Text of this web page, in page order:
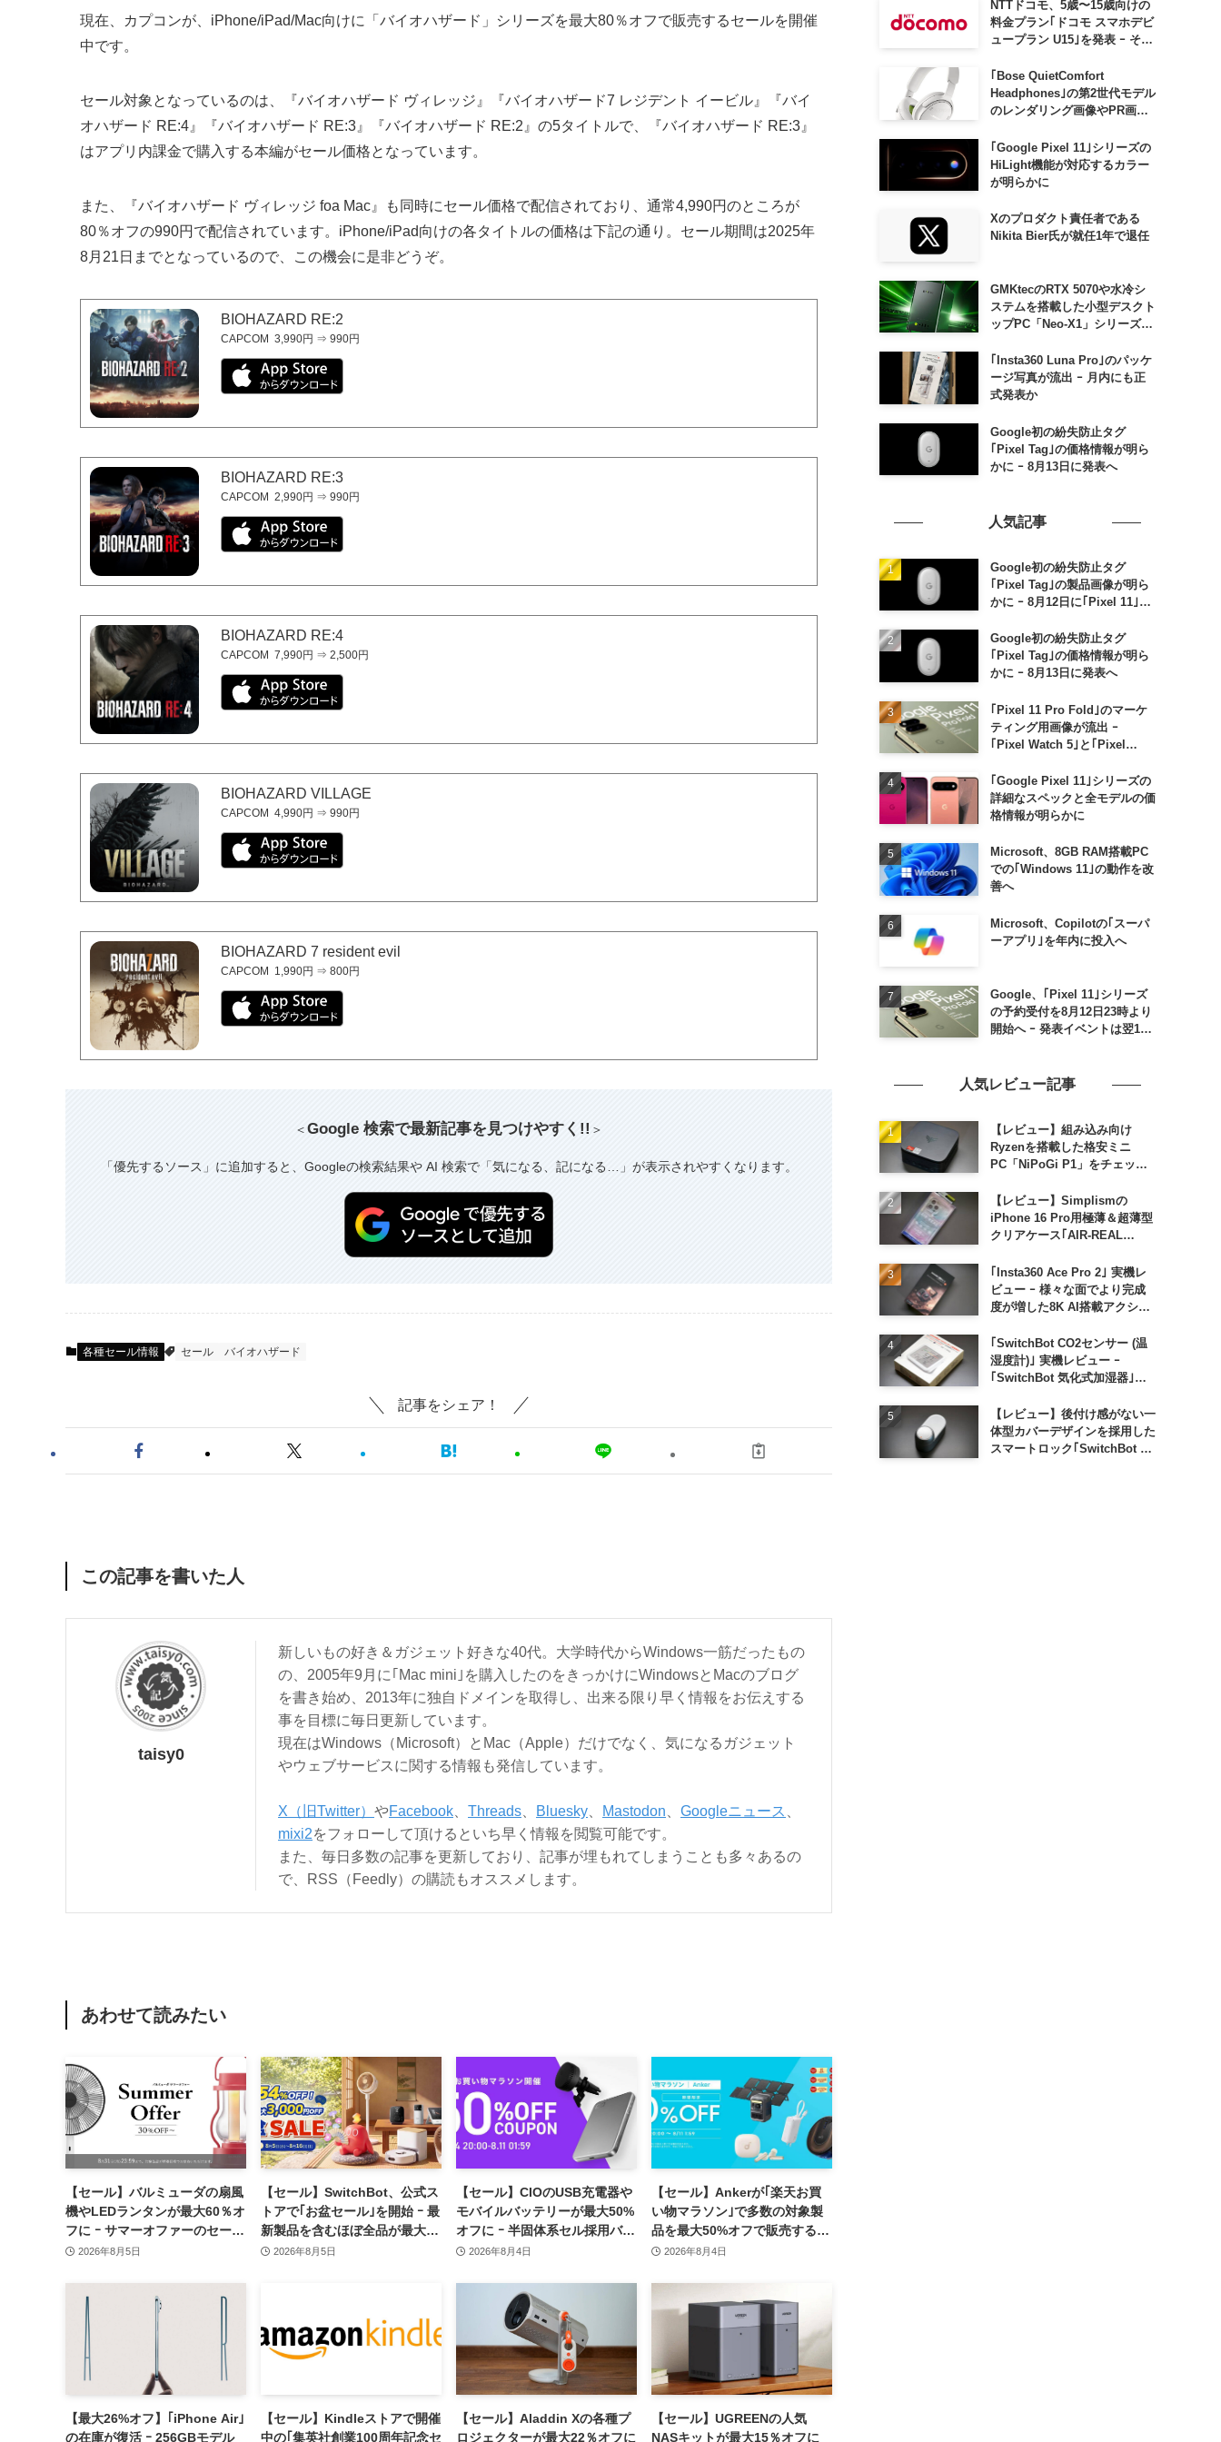
現在、カプコンが、iPhone/iPad/Mac向けに「バイオハザード」シリーズを最大80％オフで販売するセールを開催
中です。
セール対象となっているのは、『バイオハザード ヴィレッジ』『バイオハザード7 レジデント イービル』『バイ
オハザード RE:4』『バイオハザード RE:3』『バイオハザード RE:2』の5タイトルで、『バイオハザード RE:3』
はアプリ内課金で購入する本編がセール価格となっています。
また、『バイオハザード ヴィレッジ foa Mac』も同時にセール価格で配信されており、通常4,990円のところが
80％オフの990円で配信されています。iPhone/iPad向けの各タイトルの価格は下記の通り。セール期間は2025年
8月21日までとなっているので、この機会に是非どうぞ。
BIOHAZARD RE:2
CAPCOM 3,990円 ⇒ 990円
BIOHAZARD RE:3
CAPCOM 2,990円 ⇒ 990円
BIOHAZARD RE:4
CAPCOM 7,990円 ⇒ 2,500円
BIOHAZARD VILLAGE
CAPCOM 4,990円 ⇒ 990円
BIOHAZARD 7 resident evil
CAPCOM 1,990円 ⇒ 800円
＜Google 検索で最新記事を見つけやすく!! ＞
「優先するソース」に追加すると、Googleの検索結果や AI 検索で「気になる、記になる…」が表示されやすくなります。
各種セール情報 セール バイオハザード
記事をシェア！
この記事を書いた人
taisy0
新しいもの好き＆ガジェット好きな40代。大学時代からWindows一筋だったもの
の、2005年9月に｢Mac mini｣を購入したのをきっかけにWindowsとMacのブログ
を書き始め、2013年に独自ドメインを取得し、出来る限り早く情報をお伝えする
事を目標に毎日更新しています。
現在はWindows（Microsoft）とMac（Apple）だけでなく、気になるガジェット
やウェブサービスに関する情報も発信しています。
X（旧Twitter） やFacebook Threads Bluesky Mastodon Googleニュース
mixi2をフォローして頂けるといち早く情報を閲覧可能です。
また、毎日多数の記事を更新しており、記事が埋もれてしまうことも多々あるの
で、RSS（Feedly）の購読もオススメします。
あわせて読みたい
【セール】バルミューダの扇風
機やLEDランタンが最大60％オ
フに ｰ サマーオファーのセール
開催中
2026年8月5日
【セール】SwitchBot、公式ス
トアで｢お盆セール｣を開始 ｰ 最
新製品を含むほぼ全品が最大
54％オフに
2026年8月5日
【セール】CIOのUSB充電器や
モバイルバッテリーが最大50%
オフに ｰ 半固体系セル採用バッ
テリーやハンディファンなど最
2026年8月4日
【セール】Ankerが｢楽天お買
い物マラソン｣で多数の対象製
品を最大50%オフで販売するセ
ールを開催中（8月11日まで）
2026年8月4日
【最大26%オフ】｢iPhone Air｣
の在庫が復活 ｰ 256GBモデル
【セール】Kindleストアで開催
中の｢集英社創業100周年記念セ
【セール】Aladdin Xの各種プ
ロジェクターが最大22％オフに
【セール】UGREENの人気
NASキットが最大15％オフに
NTTドコモ、5歳〜15歳向けの
料金プラン｢ドコモ スマホデビ
ュープラン U15｣を発表 ｰ その
子割｣も
｢Bose QuietComfort
Headphones｣の第2世代モデル
のレンダリング画像やPR画像
｢Google Pixel 11｣シリーズの
HiLight機能が対応するカラー
が明らかに
Xのプロダクト責任者である
Nikita Bier氏が就任1年で退任
GMKtecのRTX 5070や水冷シ
ステムを搭載した小型デスクト
ップPC「Neo-X1」シリーズ、
｢Insta360 Luna Pro｣のパッケ
ージ写真が流出 ｰ 月内にも正
式発表か
Google初の紛失防止タグ
｢Pixel Tag｣の価格情報が明ら
かに ｰ 8月13日に発表へ
人気記事
Google初の紛失防止タグ
｢Pixel Tag｣の製品画像が明ら
かに ｰ 8月12日に｢Pixel 11｣な
Google初の紛失防止タグ
｢Pixel Tag｣の価格情報が明ら
かに ｰ 8月13日に発表へ
｢Pixel 11 Pro Fold｣のマーケ
ティング用画像が流出 ｰ
｢Pixel Watch 5｣と｢Pixel
も｢Google Pixel 11｣シリーズの
詳細なスペックと全モデルの価
格情報が明らかに
Microsoft、8GB RAM搭載PC
での｢Windows 11｣の動作を改
善へ
Microsoft、Copilotの｢スーパ
ーアプリ｣を年内に投入へ
Google、｢Pixel 11｣シリーズ
の予約受付を8月12日23時より
開始へ ｰ 発表イベントは翌13
人気レビュー記事
【レビュー】組み込み向け
Ryzenを搭載した格安ミニ
PC「NiPoGi P1」をチェック
高性能
【レビュー】Simplismの
iPhone 16 Pro用極薄＆超薄型
クリアケース｢AIR-REAL
｢Insta360 Ace Pro 2｣ 実機レ
ビュー ｰ 様々な面でより完成
度が増した8K AI搭載アクショ
｢SwitchBot CO2センサー (温
湿度計)｣ 実機レビュー ｰ
｢SwitchBot 気化式加湿器｣と
便利
【レビュー】後付け感がない一
体型カバーデザインを採用した
スマートロック｢SwitchBot ロ